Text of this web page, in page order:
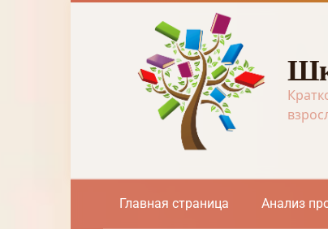
Главная страница Анализ